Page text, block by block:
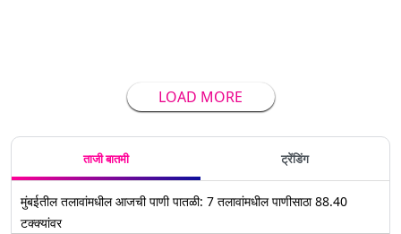
LOAD MORE
ताजी बातमी ट्रेंडिंग
मुंबईतील तलावांमधील आजची पाणी पातळी: 7 तलावांमधील पाणीसाठा 88.40
टक्क्यांवर